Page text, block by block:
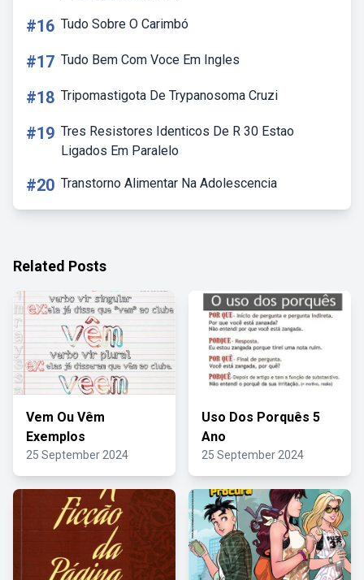
#16 Tudo Sobre O Carimbó
#17 Tudo Bem Com Voce Em Ingles
#18 Tripomastigota De Trypanosoma Cruzi
#19 Tres Resistores Identicos De R 30 Estao
Ligados Em Paralelo
#20 Transtorno Alimentar Na Adolescencia
Related Posts
Vem Ou Vêm
Exemplos
25 September 2024
Uso Dos Porquês 5
Ano
25 September 2024